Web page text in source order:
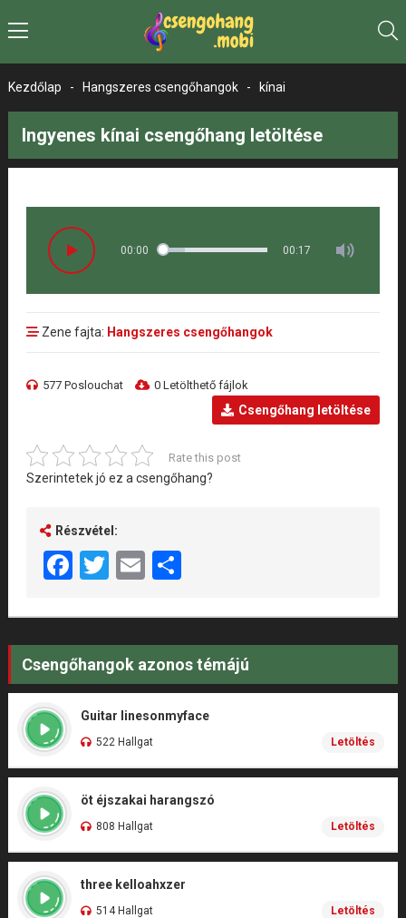
Kezdőlap - Hangszeres csengőhangok - kínai
Ingyenes kínai csengőhang letöltése
00:00 00:17
Zene fajta: Hangszeres csengőhangok
577 Poslouchat 0 Letölthető fájlok
Csengőhang letöltése
Rate this post
Szerintetek jó ez a csengőhang?
Részvétel:
Facebook
Twitter
EmailShare
Csengőhangok azonos témájú
Guitar linesonmyface
522 Hallgat Letöltés
öt éjszakai harangszó
808 Hallgat Letöltés
three kelloahxzer
514 Hallgat Letöltés